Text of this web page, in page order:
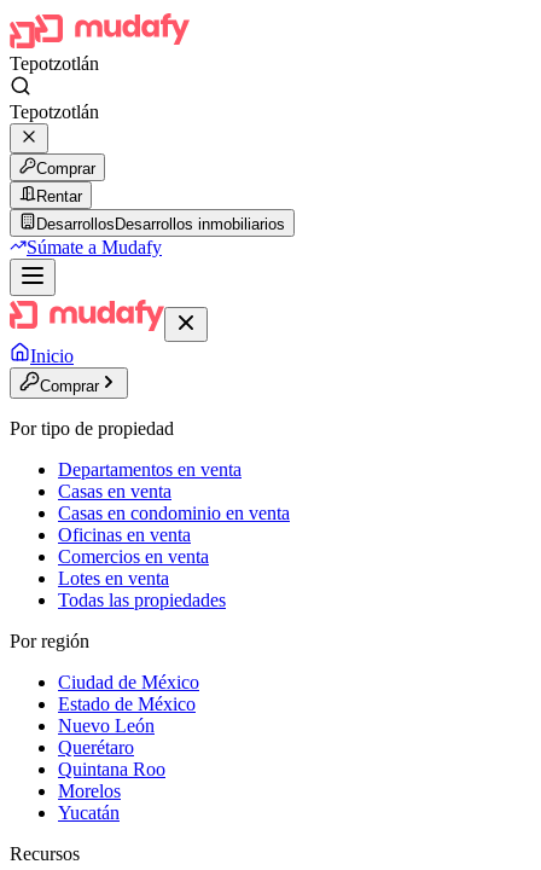
Tepotzotlán
Tepotzotlán
Comprar
Rentar
Desarrollos Desarrollos inmobiliarios
Súmate a Mudafy
Inicio
Comprar
Por tipo de propiedad
Departamentos en venta
Casas en venta
Casas en condominio en venta
Oficinas en venta
Comercios en venta
Lotes en venta
Todas las propiedades
Por región
Ciudad de México
Estado de México
Nuevo León
Querétaro
Quintana Roo
Morelos
Yucatán
Recursos